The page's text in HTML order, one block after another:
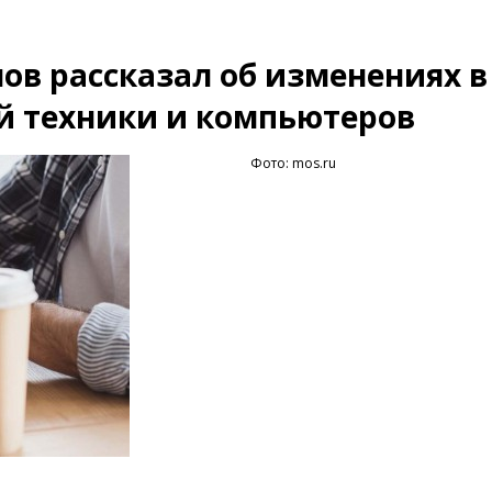
рассказал об изменениях в
техники и компьютеров
Фото: mos.ru